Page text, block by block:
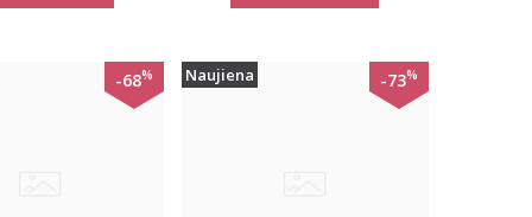
-68% Naujiena -73%